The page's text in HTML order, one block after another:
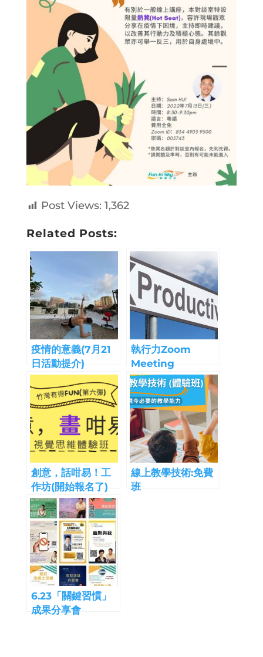
Post Views: 1,362
Related Posts:
疫情的意義(7月21
日活動提介)
執行力Zoom
Meeting
創意，話咁易！工
作坊(開始報名了)
線上教學技術:免費
班
6.23「關鍵習慣」
成果分享會